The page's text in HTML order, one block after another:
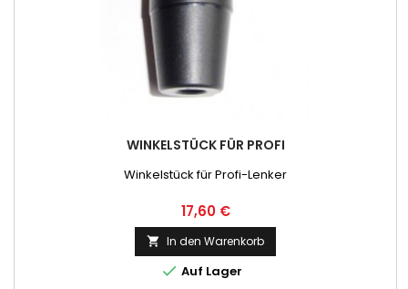
WINKELSTÜCK FÜR PROFI
Winkelstück für Profi-Lenker
Preis
17,60 €
 In den Warenkorb
 Auf Lager